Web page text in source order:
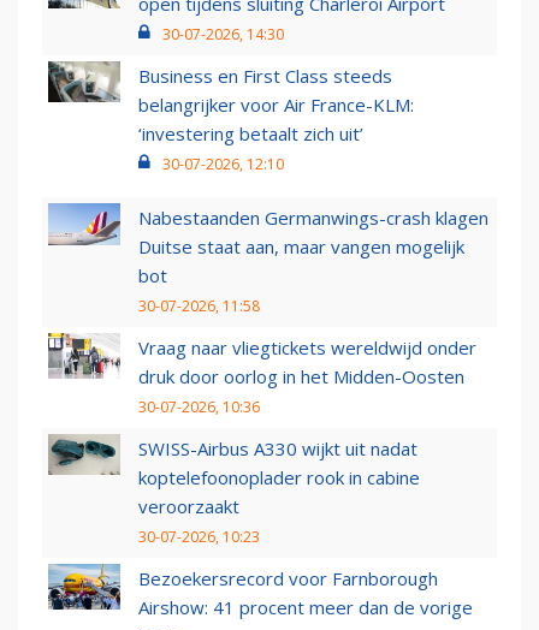
30-07-2026, 14:30
Business en First Class steeds
belangrijker voor Air France-KLM:
‘investering betaalt zich uit’
30-07-2026, 12:10
Nabestaanden Germanwings-crash klagen
Duitse staat aan, maar vangen mogelijk
bot
30-07-2026, 11:58
Vraag naar vliegtickets wereldwijd onder
druk door oorlog in het Midden-Oosten
30-07-2026, 10:36
SWISS-Airbus A330 wijkt uit nadat
koptelefoonoplader rook in cabine
veroorzaakt
30-07-2026, 10:23
Bezoekersrecord voor Farnborough
Airshow: 41 procent meer dan de vorige